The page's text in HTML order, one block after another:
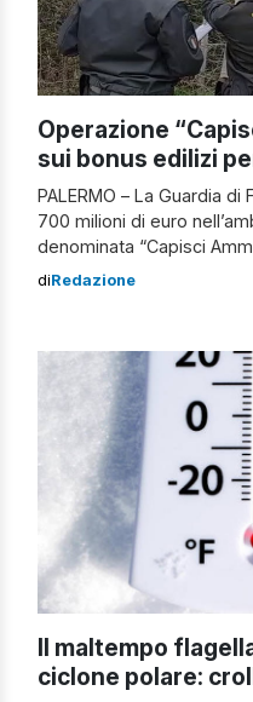
Operazione
sui bonus edilizi
PALERMO – La Guardia
700 milioni di euro
denominata “Capisci
sui bonus edilizi in cui lo
milioni di euro al fine di […]
diRedazione
Il maltempo
ciclone polare: